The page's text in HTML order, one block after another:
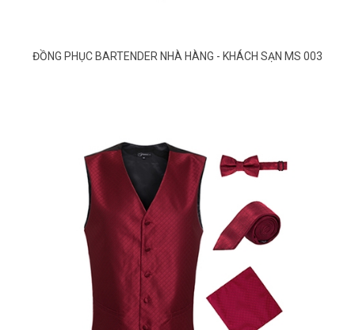
ĐỒNG PHỤC BARTENDER NHÀ HÀNG - KHÁCH SẠN MS 003